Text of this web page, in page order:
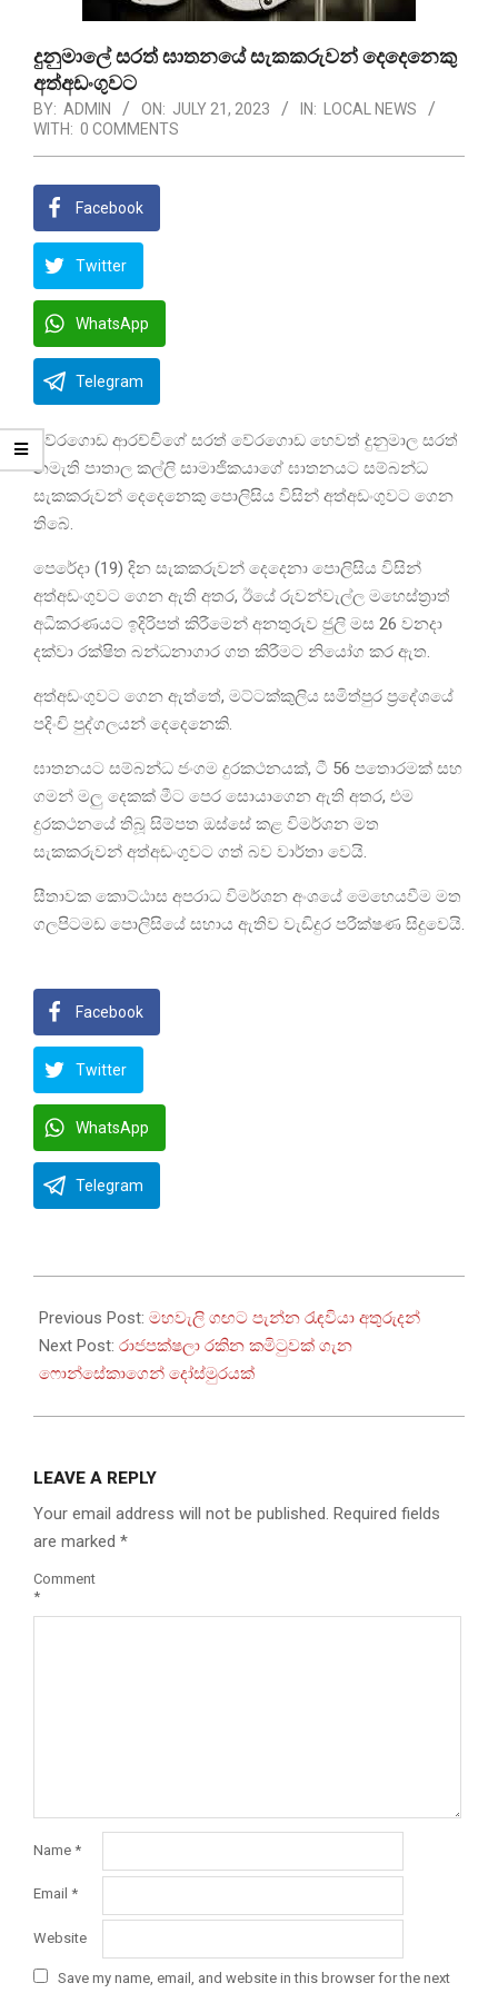
දුනුමාලේ සරත් ඝාතනයේ සැකකරුවන් දෙදෙනෙකු
අත්අඩංගුවට
BY: ADMIN ON: JULY 21, 2023 IN:
LOCAL NEWS
WITH: 0 COMMENTS
Facebook
Twitter
WhatsApp
Telegram
වේරගොඩ ආරච්චිගේ සරත් වේරගොඩ හෙවත් දුනුමාල සරත්
නමැති පාතාල කල්ලි සාමාජිකයාගේ ඝාතනයට සම්බන්ධ
සැකකරුවන් දෙදෙනෙකු පොලිසිය විසින් අත්අඩංගුවට ගෙන
තිබේ.
පෙරේදා (19) දින සැකකරුවන් දෙදෙනා පොලිසිය විසින්
අත්අඩංගුවට ගෙන ඇති අතර, ඊයේ රුවන්වැල්ල මහෙස්ත්‍රාත්
අධිකරණයට ඉදිරිපත් කිරීමෙන් අනතුරුව ජුලි මස 26 වනදා
දක්වා රක්ෂිත බන්ධනාගාර ගත කිරීමට නියෝග කර ඇත.
අත්අඩංගුවට ගෙන ඇත්තේ, මට්ටක්කුලිය සමිත්පුර ප්‍රදේශයේ
පදිංචි පුද්ගලයන් දෙදෙනෙකි.
ඝාතනයට සම්බන්ධ ජංගම දුරකථනයක්, ටී 56 පතොරමක් සහ
ගමන් මලු දෙකක් මීට පෙර සොයාගෙන ඇති අතර, එම
දුරකථනයේ තිබූ සිම්පත ඔස්සේ කළ විමර්ශන මත
සැකකරුවන් අත්අඩංගුවට ගත් බව වාර්තා වෙයි.
සීතාවක කොට්ඨාස අපරාධ විමර්ශන අංශයේ මෙහෙයවීම මත
ගලපිටමඩ පොලිසියේ සහාය ඇතිව වැඩිදුර පරීක්ෂණ සිදුවෙයි.
Facebook
Twitter
WhatsApp
Telegram
07-
21
Previous Post: මහවැලි ගඟට පැන්න රැඳවියා අතුරුදන්
Next Post: රාජපක්ෂලා රකින කමිටුවක් ගැන
ෆොන්සේකාගෙන් දෝස්මුරයක්
LEAVE A REPLY
Your email address will not be published. Required fields
are marked *
Comment
*
Name *
Email *
Website
Save my name, email, and website in this browser for the next